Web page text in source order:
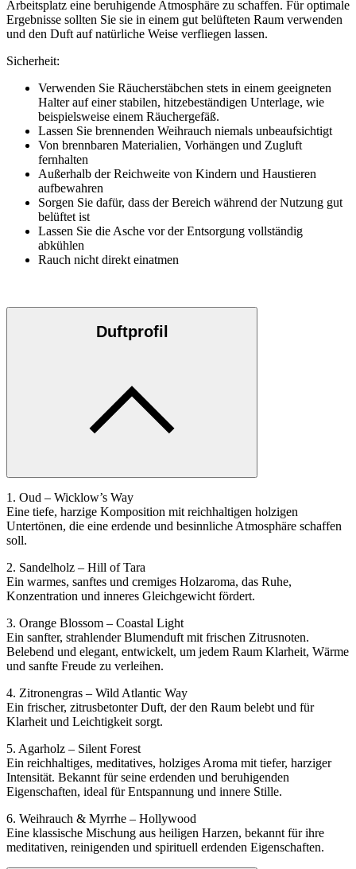
Arbeitsplatz eine beruhigende Atmosphäre zu schaffen. Für optimale
Ergebnisse sollten Sie sie in einem gut belüfteten Raum verwenden
und den Duft auf natürliche Weise verfliegen lassen.
Sicherheit:
Verwenden Sie Räucherstäbchen stets in einem geeigneten
Halter auf einer stabilen, hitzebeständigen Unterlage, wie
beispielsweise einem Räuchergefäß.
Lassen Sie brennenden Weihrauch niemals unbeaufsichtigt
Von brennbaren Materialien, Vorhängen und Zugluft
fernhalten
Außerhalb der Reichweite von Kindern und Haustieren
aufbewahren
Sorgen Sie dafür, dass der Bereich während der Nutzung gut
belüftet ist
Lassen Sie die Asche vor der Entsorgung vollständig
abkühlen
Rauch nicht direkt einatmen
Duftprofil
1. Oud – Wicklow’s Way
Eine tiefe, harzige Komposition mit reichhaltigen holzigen
Untertönen, die eine erdende und besinnliche Atmosphäre schaffen
soll.
2. Sandelholz – Hill of Tara
Ein warmes, sanftes und cremiges Holzaroma, das Ruhe,
Konzentration und inneres Gleichgewicht fördert.
3. Orange Blossom – Coastal Light
Ein sanfter, strahlender Blumenduft mit frischen Zitrusnoten.
Belebend und elegant, entwickelt, um jedem Raum Klarheit, Wärme
und sanfte Freude zu verleihen.
4. Zitronengras – Wild Atlantic Way
Ein frischer, zitrusbetonter Duft, der den Raum belebt und für
Klarheit und Leichtigkeit sorgt.
5. Agarholz – Silent Forest
Ein reichhaltiges, meditatives, holziges Aroma mit tiefer, harziger
Intensität. Bekannt für seine erdenden und beruhigenden
Eigenschaften, ideal für Entspannung und innere Stille.
6. Weihrauch & Myrrhe – Hollywood
Eine klassische Mischung aus heiligen Harzen, bekannt für ihre
meditativen, reinigenden und spirituell erdenden Eigenschaften.